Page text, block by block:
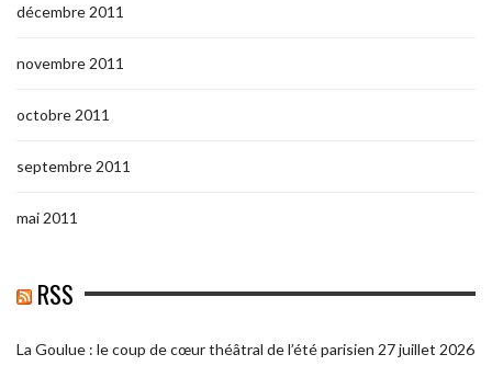
décembre 2011
novembre 2011
octobre 2011
septembre 2011
mai 2011
RSS
La Goulue : le coup de cœur théâtral de l’été parisien 27 juillet 2026